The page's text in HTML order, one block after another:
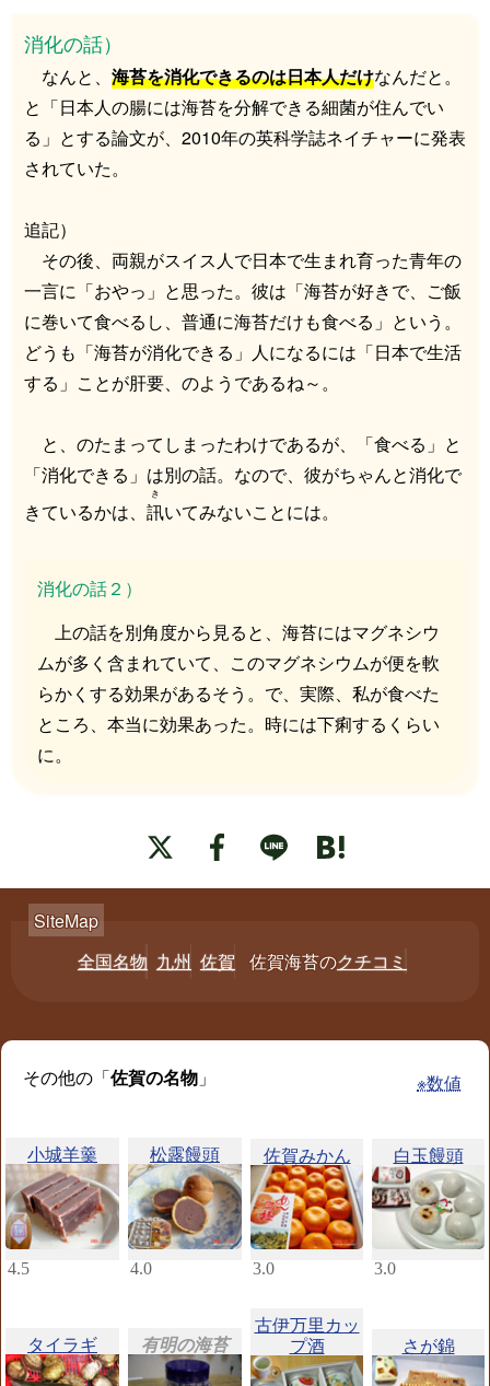
消化の話）
なんと、 海苔を消化できるのは日本人だけなんだと。
と「日本人の腸には海苔を分解できる細菌が住んでい
る」とする論文が、2010年の英科学誌ネイチャーに発表
されていた。
追記）
その後、両親がスイス人で日本で生まれ育った青年の
一言に「おやっ」と思った。彼は「海苔が好きで、ご飯
に巻いて食べるし、普通に海苔だけも食べる」という。
どうも「海苔が消化できる」人になるには「日本で生活
する」ことが肝要、のようであるね～。
と、のたまってしまったわけであるが、「食べる」と
「消化できる」は別の話。なので、彼がちゃんと消化で
きているかは、 訊
き
いてみないことには。
消化の話２）
上の話を別角度から見ると、海苔にはマグネシウ
ムが多く含まれていて、このマグネシウムが便を軟
らかくする効果があるそう。で、実際、私が食べた
ところ、本当に効果あった。時には下痢するくらい
に。
全国名物 九州 佐賀 佐賀海苔のクチコミ
その他の「佐賀の名物 」 ※数値
小城羊羹
4.5
松露饅頭
4.0
佐賀みかん
3.0
白玉饅頭
3.0
タイラギ 有明の海苔
古伊万里カッ
プ酒
さが錦